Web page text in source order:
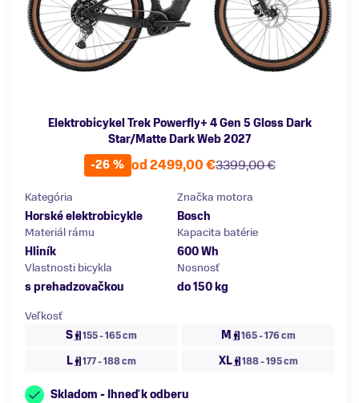
Elektrobicykel Trek Powerfly+ 4 Gen 5 Gloss Dark
Star/Matte Dark Web 2027
-26 %
3399,00 €
od 2499,00 €
Kategória
Horské elektrobicykle
Značka motora
Bosch
Materiál rámu
Hliník
Kapacita batérie
600 Wh
Vlastnosti bicykla
s prehadzovačkou
Nosnosť
do 150 kg
Veľkosť
S
155 - 165 cm M 165 - 176 cm
L 177 - 188 cm XL 188 - 195 cm
Skladom - Ihneď k odberu